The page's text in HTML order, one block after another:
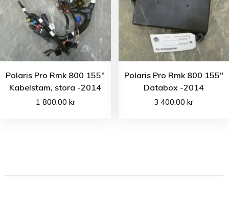
Polaris Pro Rmk 800 155″
Kabelstam, stora -2014
1 800.00 kr
Polaris Pro Rmk 800 155″
Databox -2014
3 400.00kr